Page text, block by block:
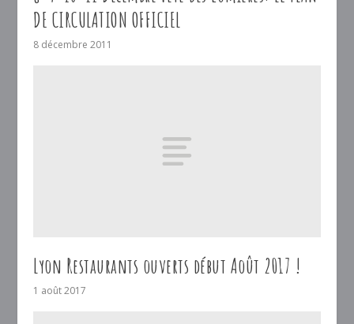
DE CIRCULATION OFFICIEL
8 décembre 2011
Lyon Restaurants ouverts début Août 2017 !
1 août 2017